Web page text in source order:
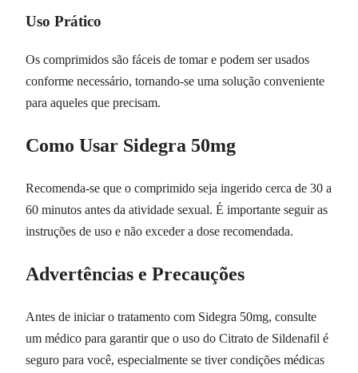
Uso Prático
Os comprimidos são fáceis de tomar e podem ser usados
conforme necessário, tornando-se uma solução conveniente
para aqueles que precisam.
Como Usar Sidegra 50mg
Recomenda-se que o comprimido seja ingerido cerca de 30 a
60 minutos antes da atividade sexual. É importante seguir as
instruções de uso e não exceder a dose recomendada.
Advertências e Precauções
Antes de iniciar o tratamento com Sidegra 50mg, consulte
um médico para garantir que o uso do Citrato de Sildenafil é
seguro para você, especialmente se tiver condições médicas